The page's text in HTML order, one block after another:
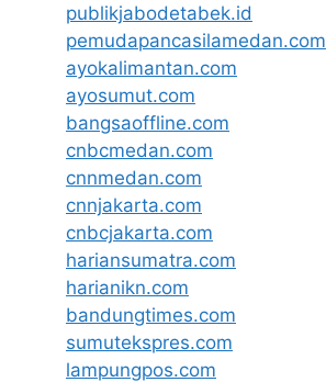
publikjabodetabek.id
pemudapancasilamedan.com
ayokalimantan.com
ayosumut.com
bangsaoffline.com
cnbcmedan.com
cnnmedan.com
cnnjakarta.com
cnbcjakarta.com
hariansumatra.com
harianikn.com
bandungtimes.com
sumutekspres.com
lampungpos.com